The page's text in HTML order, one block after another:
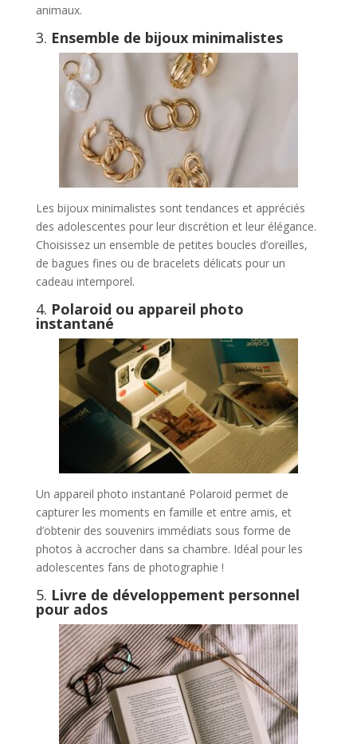
animaux.
3. Ensemble de bijoux minimalistes
Les bijoux minimalistes sont tendances et appréciés
des adolescentes pour leur discrétion et leur élégance.
Choisissez un ensemble de petites boucles d’oreilles,
de bagues fines ou de bracelets délicats pour un
cadeau intemporel.
4. Polaroid ou appareil photo
instantané
Un appareil photo instantané Polaroid permet de
capturer les moments en famille et entre amis, et
d’obtenir des souvenirs immédiats sous forme de
photos à accrocher dans sa chambre. Idéal pour les
adolescentes fans de photographie !
5. Livre de développement personnel
pour ados